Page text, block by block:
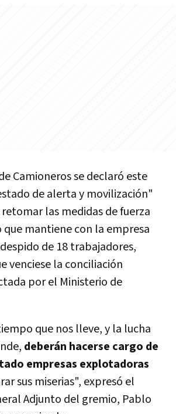
Camioneros se declaró este
de alerta y movilización"
las medidas de fuerza
mantiene con la empresa
de 18 trabajadores,
venciese la conciliación
por el Ministerio de
que nos lleve, y la lucha
deberán hacerse cargo de
empresas explotadoras
sus miserias", expresó el
Adjunto del gremio, Pablo